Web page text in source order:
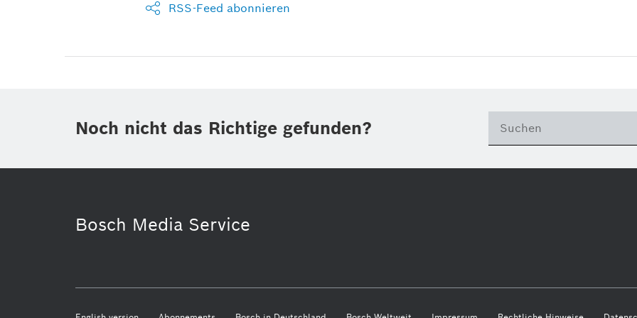
RSS-Feed abonnieren
Noch nicht das Richtige gefunden?
Bosch Media Service